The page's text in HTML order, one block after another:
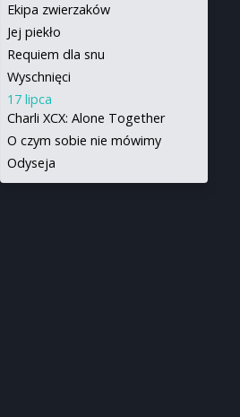
Ekipa zwierzaków
Jej piekło
Requiem dla snu
Wyschnięci
17 lipca
Charli XCX: Alone Together
O czym sobie nie mówimy
Odyseja